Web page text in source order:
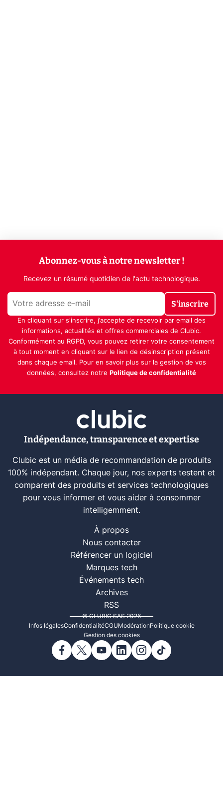
Abonnez-vous à notre newsletter !
Recevez un résumé quotidien de l'actu technologique.
S'inscrire
En cliquant sur s'inscrire, j’accepte de recevoir par email des
informations, actualités et offres commerciales de Clubic.
Conformément au RGPD, vous pouvez retirer votre consentement
à tout moment en cliquant sur le lien de désinscription présent
dans chaque email. Pour en savoir plus sur la gestion de vos
données, consultez notre Politique de confidentialité
Indépendance, transparence et expertise
Clubic est un média de recommandation de produits
100% indépendant. Chaque jour, nos experts testent et
comparent des produits et services technologiques
pour vous informer et vous aider à consommer
intelligemment.
À propos
Nous contacter
Référencer un logiciel
Marques tech
Événements tech
Archives
RSS
© CLUBIC SAS 2026
Infos légalesConfidentialitéCGUModérationPolitique cookie
Gestion des cookies